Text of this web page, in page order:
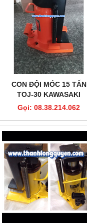
CON ĐỘI MÓC 15 TẤN
TOJ-30 KAWASAKI
Gọi: 08.38.214.062